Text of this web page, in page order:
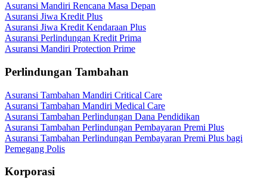
Asuransi Mandiri Rencana Masa Depan
Asuransi Jiwa Kredit Plus
Asuransi Jiwa Kredit Kendaraan Plus
Asuransi Perlindungan Kredit Prima
Asuransi Mandiri Protection Prime
Perlindungan Tambahan
Asuransi Tambahan Mandiri Critical Care
Asuransi Tambahan Mandiri Medical Care
Asuransi Tambahan Perlindungan Dana Pendidikan
Asuransi Tambahan Perlindungan Pembayaran Premi Plus
Asuransi Tambahan Perlindungan Pembayaran Premi Plus bagi
Pemegang Polis
Korporasi